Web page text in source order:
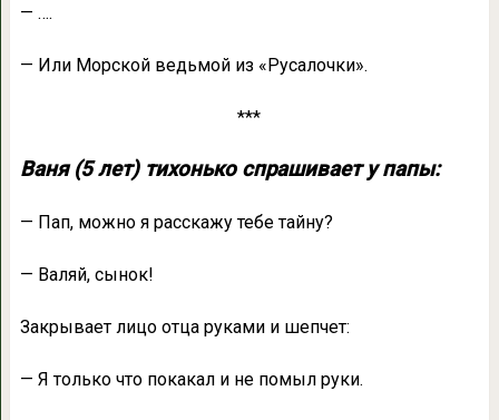
— ….
— Или Морской ведьмой из «Русалочки».
***
Ваня (5 лет) тихонько спрашивает у папы:
— Пап, можно я расскажу тебе тайну?
— Валяй, сынок!
Закрывает лицо отца руками и шепчет:
— Я только что покакал и не помыл руки.